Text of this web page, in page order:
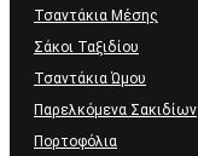
Τσαντάκια Μέσης
Σάκοι Ταξιδίου
Τσαντάκια Ώμου
Παρελκόμενα Σακιδίων
Πορτοφόλια